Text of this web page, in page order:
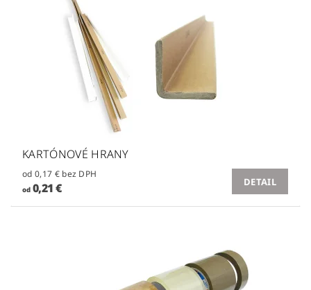
KARTÓNOVÉ HRANY
od 0,17 € bez DPH
od0,21 € DETAIL